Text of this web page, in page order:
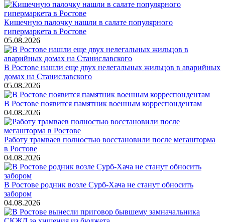
Кишечную палочку нашли в салате популярного
гипермаркета в Ростове
05.08.2026
В Ростове нашли еще двух нелегальных жильцов в аварийных
домах на Станиславского
05.08.2026
В Ростове появится памятник военным корреспондентам
04.08.2026
Работу трамваев полностью восстановили после мегашторма
в Ростове
04.08.2026
В Ростове родник возле Сурб-Хача не станут обносить
забором
04.08.2026